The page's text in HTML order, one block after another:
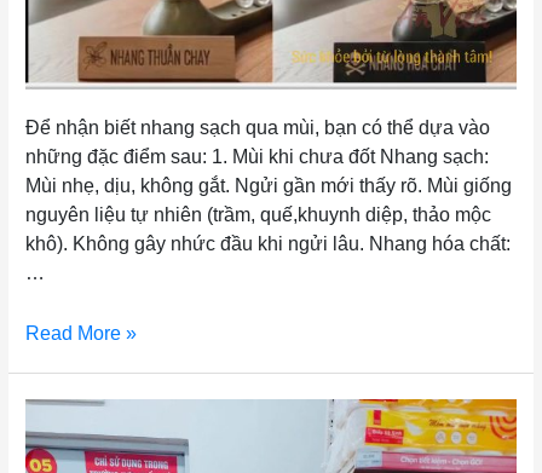
Để nhận biết nhang sạch qua mùi, bạn có thể dựa vào
những đặc điểm sau: 1. Mùi khi chưa đốt Nhang sạch:
Mùi nhẹ, dịu, không gắt. Ngửi gần mới thấy rõ. Mùi giống
nguyên liệu tự nhiên (trầm, quế,khuynh diệp, thảo mộc
khô). Không gây nhức đầu khi ngửi lâu. Nhang hóa chất:
…
Read More »
NHANG SẠCH AN VIÊN CHÍNH THỨC CÓ MẶT TẠI HỆ